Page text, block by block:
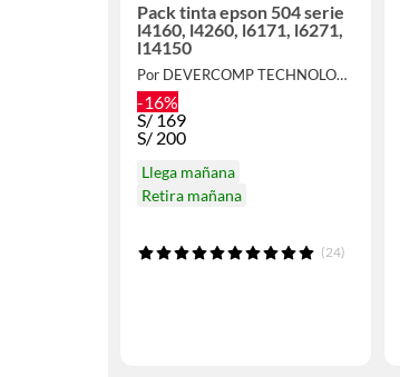
Pack tinta epson 504 serie
l4160, l4260, l6171, l6271,
l14150
Por DEVERCOMP TECHNOLOGY
-16%
S/ 169
S/ 200
Llega mañana
Retira mañana
(24)